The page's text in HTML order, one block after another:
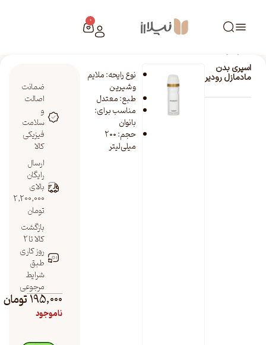
0
فروشگاه نیلارز
اسپری بدن
مادمازل رودیر نوع رایحه: ملایم
و شیرین
طبع: معتدل
مناسب برای:
بانوان
حجم: ۲۰۰
میلی‌لیتر
ضمانت
اصالت
و
سلامت
فیزیکی
کالا
ارسال
رایگان
بالای
2,200,000
تومان
بازگشت
کالا تا 2
روز کاری
طبق
شرایط
مرجوعی
195,000تومان
ناموجود